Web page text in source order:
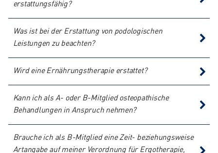
erstattungsfähig?
Was ist bei der Erstattung von podologischen
Leistungen zu beachten?
Wird eine Ernährungstherapie erstattet?
Kann ich als A- oder B-Mitglied osteopathische
Behandlungen in Anspruch nehmen?
Brauche ich als B-Mitglied eine Zeit- beziehungsweise
Artangabe auf meiner Verordnung für Ergotherapie,